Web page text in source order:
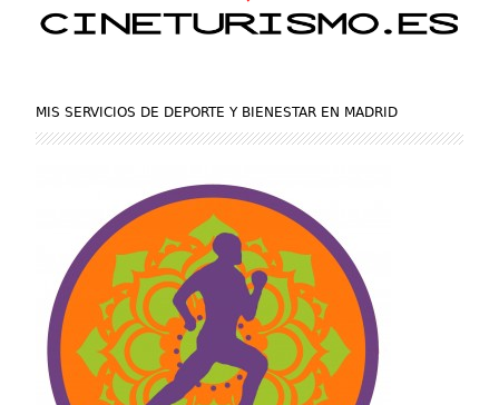
MIS SERVICIOS DE DEPORTE Y BIENESTAR EN MADRID